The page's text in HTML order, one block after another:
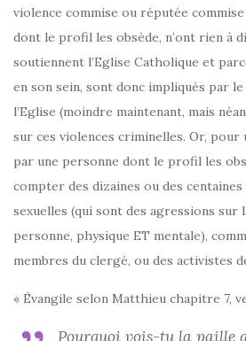
violence commise ou réputée
dont le profil les obsède, n’ont rien à
soutiennent l’Eglise Catholique et
en son sein, sont donc impliqués par
l’Eglise (moindre maintenant, mais
sur ces violences criminelles. Or, pour
par une personne dont le profil les
compter des dizaines ou des centaines
sexuelles (qui sont des agressions sur
personne, physique ET mentale),
membres du clergé, ou des activistes
« Évangile selon Matthieu chapitre 7,
Pourquoi vois-tu la paille